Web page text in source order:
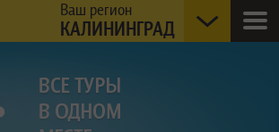
Ваш регион
КАЛИНИНГРАД